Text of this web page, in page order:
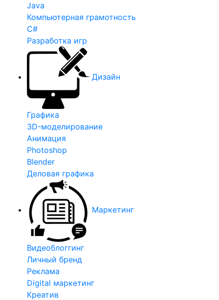
Java
Компьютерная грамотность
C#
Разработка игр
Дизайн
Графика
3D-моделирование
Анимация
Photoshop
Blender
Деловая графика
Маркетинг
Видеоблоггинг
Личный бренд
Реклама
Digital маркетинг
Креатив